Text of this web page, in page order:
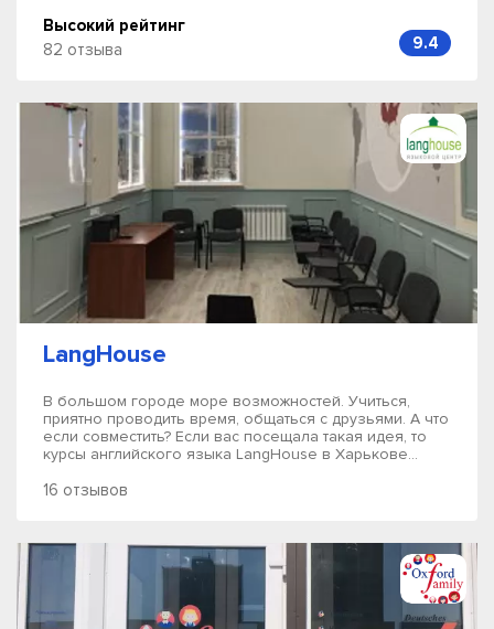
Высокий рейтинг
82 отзыва
9.4
LangHouse
В большом городе море возможностей. Учиться,
приятно проводить время, общаться с друзьями. А что
если совместить? Если вас посещала такая идея, то
курсы английского языка LangHouse в Харькове...
16 отзывов